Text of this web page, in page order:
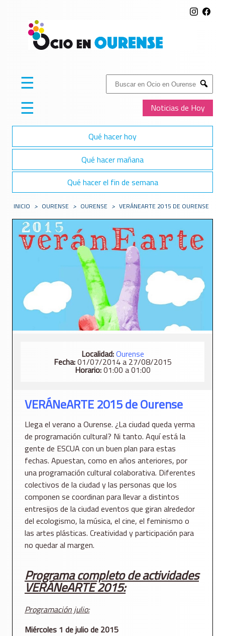
Buscar:
Submit
Noticias de Hoy
☰
☰
Qué hacer hoy
Qué hacer mañana
Qué hacer el fin de semana
INICIO > OURENSE > OURENSE > VERÁNEARTE 2015 DE OURENSE
Localidad:Ourense
Fecha:01/07/2014 a 27/08/2015
Horario:01:00 a 01:00
VERÁNeARTE 2015 de Ourense
Llega el verano a Ourense. ¿La ciudad queda yerma
de programación cultural? Ni tanto. Aquí está la
gente de ESCUA con un buen plan para estas
fechas. Apuestan, como en años anteriores, por
una programación cultural colaborativa. Diferentes
colectivos de la ciudad y las personas que los
componen se coordinan para llevar a distintos
entresijos de la ciudad eventos que giran alrededor
del ecologismo, la música, el cine, el feminismo o
las artes plásticas. Creatividad y participación para
no quedar al margen.
Programa completo de actividades
VERÁNeARTE 2015:
Programación julio:
Miércoles 1 de julio de 2015